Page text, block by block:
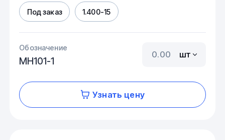
Под заказ 1.400-15
Обозначение
МН101-1
шт
Узнать цену